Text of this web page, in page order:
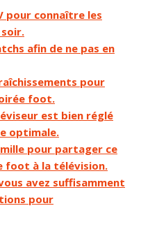
pour connaître les
afin de ne pas en
pour
foot.
est bien réglé
optimale.
pour partager ce
foot à la télévision.
avez suffisamment
pour